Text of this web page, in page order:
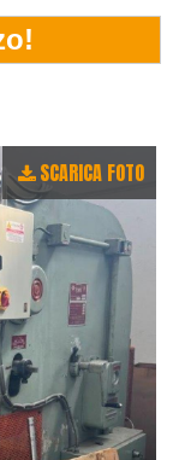
SCARICA FOTO